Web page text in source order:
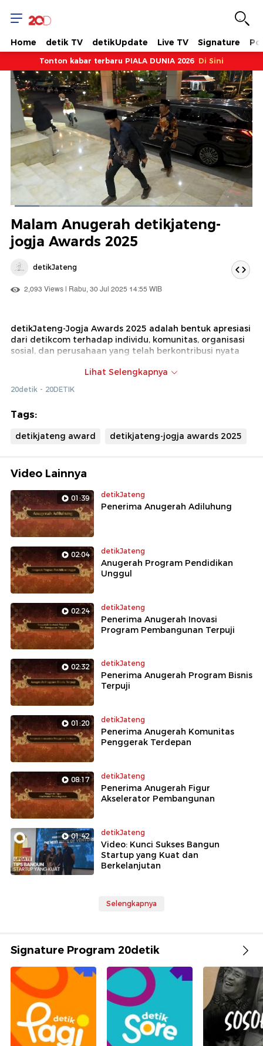
Home detik TV detikUpdate Live TV Signature
Tonton kabar terbaru PIALA DUNIA 2026 Di Sini
Berhenti
Hidup
Saat
Dimuat:
Malam Anugerah detikjateng-
jogja Awards 2025
detikJateng
2,093 Views | Rabu, 30 Jul 2025 14:55 WIB
detikJateng-Jogja Awards 2025 adalah bentuk apresiasi
dari detikcom terhadap individu, komunitas, organisasi
sosial, dan perusahaan yang telah berkontribusi nyata
Yogyakarta, baik dari sisi budaya, sosial, maupun inovasi.
Tahun ini, detikJateng-Jogja Awards kembali hadir
dengan energi baru, mengusung semangat inspirasi dan
Lihat Selengkapnya
20detik - 20DETIK
Tags:
detikjateng award detikjateng-jogja awards 2025
Video Lainnya
01:39 detikJateng
Penerima Anugerah Adiluhung
02:04 detikJateng
Anugerah Program Pendidikan
Unggul
02:24 detikJateng
Penerima Anugerah Inovasi
Program Pembangunan Terpuji
02:32 detikJateng
Penerima Anugerah Program Bisnis
Terpuji
01:20 detikJateng
Penerima Anugerah Komunitas
Penggerak Terdepan
08:17 detikJateng
Penerima Anugerah Figur
Akselerator Pembangunan
01:42 detikJateng
Video: Kunci Sukses Bangun
Startup yang Kuat dan
Berkelanjutan
Selengkapnya
Signature Program 20detik